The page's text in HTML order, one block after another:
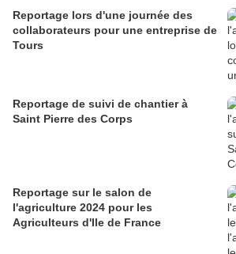
Reportage lors d'une journée des
collaborateurs pour une entreprise de
Tours
Reportage de suivi de chantier à
Saint Pierre des Corps
Reportage sur le salon de
l'agriculture 2024 pour les
Agriculteurs d'Ile de France